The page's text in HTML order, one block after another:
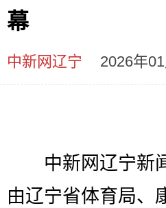
幕
中新网辽宁 2026年
中新网辽宁新闻
由辽宁省体育局、